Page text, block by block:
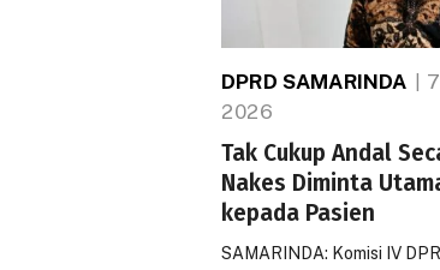
DPRD SAMARINDA
2026
Tak Cukup Andal
Nakes Diminta
kepada Pasien
SAMARINDA: Komisi IV